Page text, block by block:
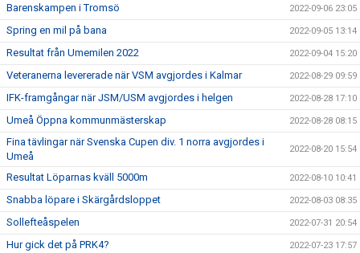
Barenskampen i Tromsö 2022-09-06 23:05
Spring en mil på bana 2022-09-05 13:14
Resultat från Umemilen 2022 2022-09-04 15:20
Veteranerna levererade när VSM avgjordes i Kalmar 2022-08-29 09:59
IFK-framgångar när JSM/USM avgjordes i helgen 2022-08-28 17:10
Umeå Öppna kommunmästerskap 2022-08-28 08:15
Fina tävlingar när Svenska Cupen div. 1 norra avgjordes i
Umeå
2022-08-20 15:54
Resultat Löparnas kväll 5000m 2022-08-10 10:41
Snabba löpare i Skärgårdsloppet 2022-08-03 08:35
Sollefteåspelen 2022-07-31 20:54
Hur gick det på PRK4? 2022-07-23 17:57